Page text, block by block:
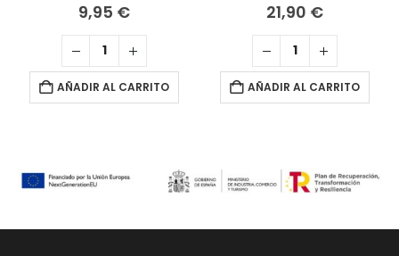
9,95 €
AÑADIR AL CARRITO
21,90 €
AÑADIR AL CARRITO